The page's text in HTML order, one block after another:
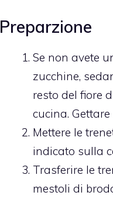
Preparzione
Se non avete
zucchine,
resto del fiore
cucina. Gettare
Mettere le
indicato sulla
Trasferire le
mestoli di